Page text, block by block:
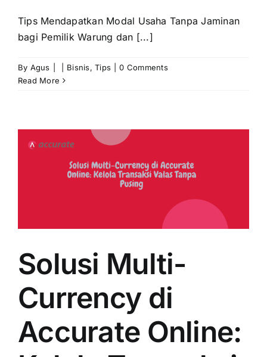
Tips Mendapatkan Modal Usaha Tanpa Jaminan
bagi Pemilik Warung dan [...]
By Agus Bisnis,Tips
0 Comments
Read More
Solusi Multi-
Currency di
Accurate Online: